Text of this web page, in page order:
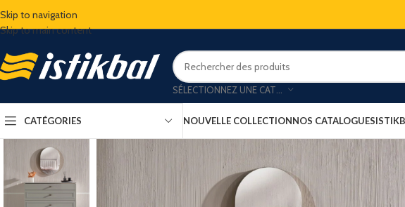
Skip to navigation
Skip to main content
CATÉGORIES NOUVELLE COLLECTIONNOS CATALOGUES